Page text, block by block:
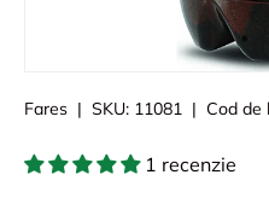
Fares | SKU: 11081 | Cod de
1 recenzie